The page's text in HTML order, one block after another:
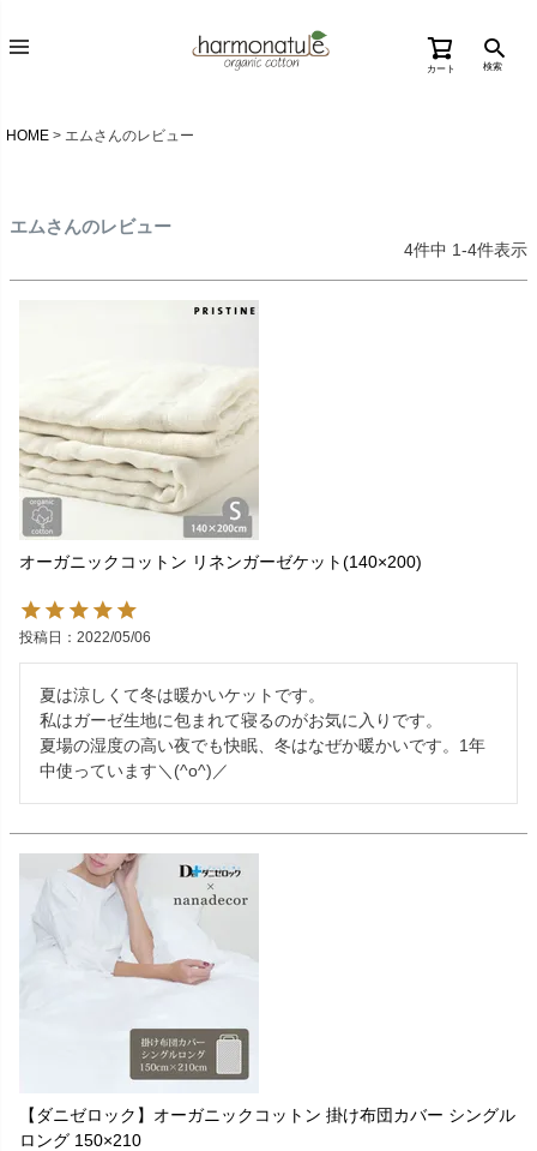
カート 検索
HOME エムさんのレビュー
エムさんのレビュー
4件中 1-4件表示
オーガニックコットン リネンガーゼケット(140×200)
投稿日 2022/05/06
夏は涼しくて冬は暖かいケットです。
私はガーゼ生地に包まれて寝るのがお気に入りです。
夏場の湿度の高い夜でも快眠、冬はなぜか暖かいです。1年
中使っています＼(^o^)／
【ダニゼロック】オーガニックコットン 掛け布団カバー シングル
ロング 150×210